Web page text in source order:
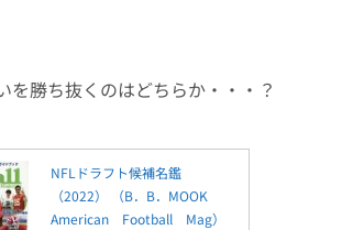
を勝ち抜くのはどちらか・・・？
NFLドラフト候補名鑑
（2022） （B．B．MOOK
American Football Mag）